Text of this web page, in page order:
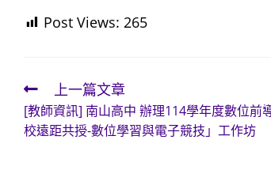
Post Views: 265
Read
more
articles
上一篇文章
[教師資訊] 南山高中 辦理114學年度數位前
校遠距共授-數位學習與電子競技」工作坊